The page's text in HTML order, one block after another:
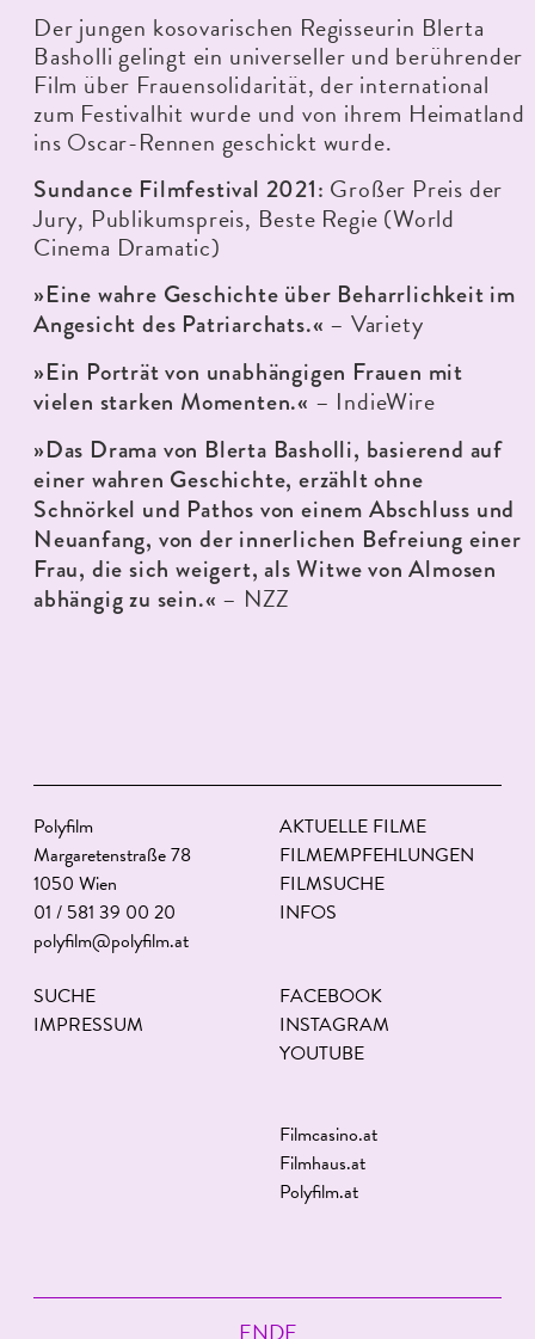
Der jungen kosovarischen Regisseurin Blerta
Basholli gelingt ein universeller und berührender
Film über Frauensolidarität, der international
zum Festivalhit wurde und von ihrem Heimatland
ins Oscar-Rennen geschickt wurde.
Sundance Filmfestival 2021: Großer Preis der
Jury, Publikumspreis, Beste Regie (World
Cinema Dramatic)
»Eine wahre Geschichte über Beharrlichkeit im
Angesicht des Patriarchats.« – Variety
»Ein Porträt von unabhängigen Frauen mit
vielen starken Momenten.« – IndieWire
»Das Drama von Blerta Basholli, basierend auf
einer wahren Geschichte, erzählt ohne
Schnörkel und Pathos von einem Abschluss und
Neuanfang, von der innerlichen Befreiung einer
Frau, die sich weigert, als Witwe von Almosen
abhängig zu sein.« – NZZ
Polyfilm
Margaretenstraße 78
1050 Wien
01 / 581 39 00 20
polyfilm@polyfilm.at
AKTUELLE FILME
FILMEMPFEHLUNGEN
FILMSUCHE
INFOS
SUCHE
IMPRESSUM
FACEBOOK
INSTAGRAM
YOUTUBE
Filmcasino.at
Filmhaus.at
Polyfilm.at
ENDE